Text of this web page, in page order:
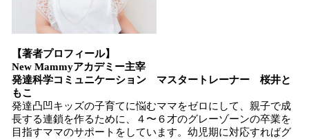
【著者プロフィール】
New Mammyアカデミー主宰
発達科学コミュニケーション マスタートレーナー 桜井と
もこ
発達凸凹キッズの子育てに悩むママをゼロにして、親子で成
長する連鎖を作るために、４〜６才のグレーゾーンの卒業を
目指すママのサポートをしています。幼児期に対応すればグ